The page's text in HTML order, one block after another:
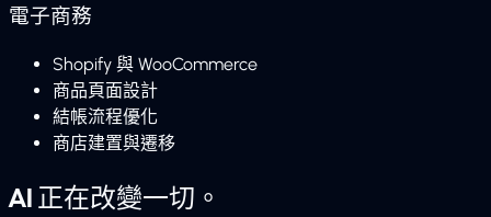
電子商務
Shopify 與 WooCommerce
商品頁面設計
結帳流程優化
商店建置與遷移
AI 正在改變一切。